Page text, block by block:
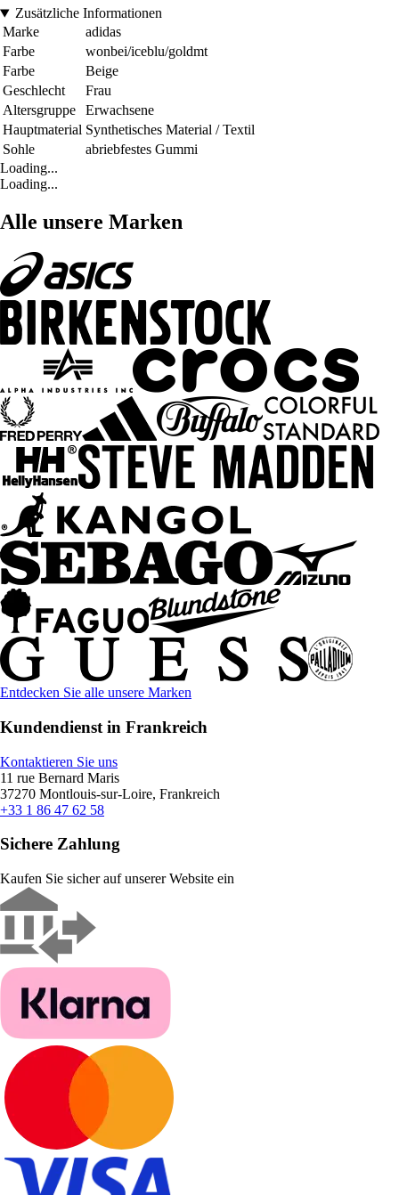
Zusätzliche Informationen
Marke
adidas
Farbe
wonbei/iceblu/goldmt
Farbe
Beige
Geschlecht
Frau
Altersgruppe
Erwachsene
Hauptmaterial Synthetisches Material / Textil
Sohle
abriebfestes Gummi
Loading...
Loading...
Alle unsere Marken
Entdecken Sie alle unsere Marken
Kundendienst in Frankreich
Kontaktieren Sie uns
11 rue Bernard Maris
37270 Montlouis-sur-Loire, Frankreich
+33 1 86 47 62 58
Sichere Zahlung
Kaufen Sie sicher auf unserer Website ein